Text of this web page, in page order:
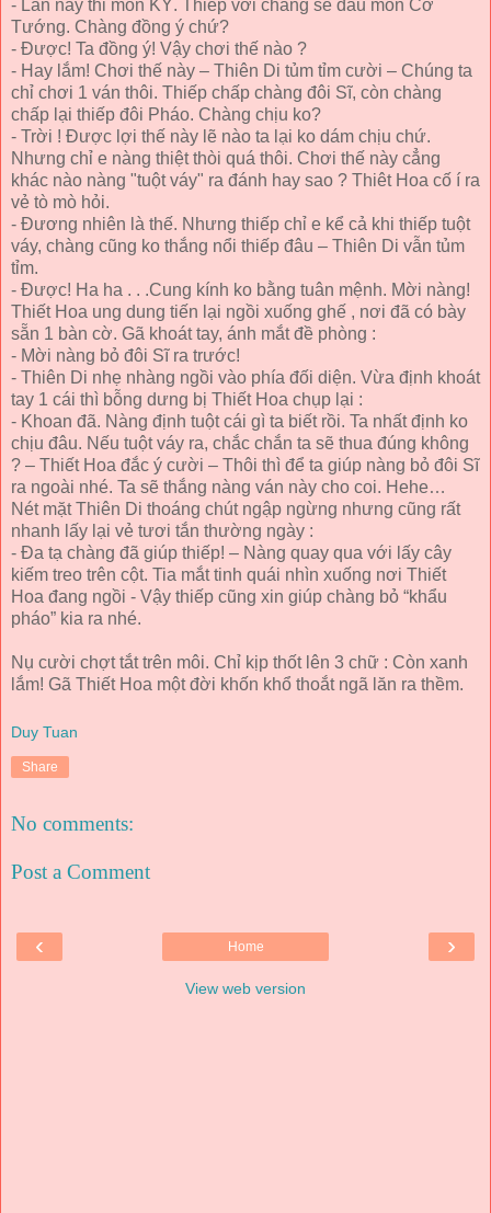
- Lần này thi môn KỲ. Thiếp với chàng sẽ đấu môn Cờ
Tướng. Chàng đồng ý chứ?
- Được! Ta đồng ý! Vậy chơi thế nào ?
- Hay lắm! Chơi thế này – Thiên Di tủm tỉm cười – Chúng ta
chỉ chơi 1 ván thôi. Thiếp chấp chàng đôi Sĩ, còn chàng
chấp lại thiếp đôi Pháo. Chàng chịu ko?
- Trời ! Được lợi thế này lẽ nào ta lại ko dám chịu chứ.
Nhưng chỉ e nàng thiệt thòi quá thôi. Chơi thế này cẳng
khác nào nàng "tuột váy" ra đánh hay sao ? Thiêt Hoa cố í ra
vẻ tò mò hỏi.
- Đương nhiên là thế. Nhưng thiếp chỉ e kể cả khi thiếp tuột
váy, chàng cũng ko thắng nổi thiếp đâu – Thiên Di vẫn tủm
tỉm.
- Được! Ha ha . . .Cung kính ko bằng tuân mệnh. Mời nàng!
Thiết Hoa ung dung tiến lại ngồi xuống ghế , nơi đã có bày
sẵn 1 bàn cờ. Gã khoát tay, ánh mắt đề phòng :
- Mời nàng bỏ đôi Sĩ ra trước!
- Thiên Di nhẹ nhàng ngồi vào phía đối diện. Vừa định khoát
tay 1 cái thì bỗng dưng bị Thiết Hoa chụp lại :
- Khoan đã. Nàng định tuột cái gì ta biết rồi. Ta nhất định ko
chịu đâu. Nếu tuột váy ra, chắc chắn ta sẽ thua đúng không
? – Thiết Hoa đắc ý cười – Thôi thì để ta giúp nàng bỏ đôi Sĩ
ra ngoài nhé. Ta sẽ thắng nàng ván này cho coi. Hehe…
Nét mặt Thiên Di thoáng chút ngập ngừng nhưng cũng rất
nhanh lấy lại vẻ tươi tắn thường ngày :
- Đa tạ chàng đã giúp thiếp! – Nàng quay qua với lấy cây
kiếm treo trên cột. Tia mắt tinh quái nhìn xuống nơi Thiết
Hoa đang ngồi - Vậy thiếp cũng xin giúp chàng bỏ “khẩu
pháo” kia ra nhé.
Nụ cười chợt tắt trên môi. Chỉ kịp thốt lên 3 chữ : Còn xanh
lắm! Gã Thiết Hoa một đời khốn khổ thoắt ngã lăn ra thềm.
Duy Tuan
Share
No comments:
Post a Comment
‹ ›
Home
View web version